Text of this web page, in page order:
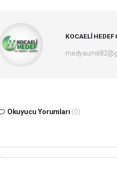
KOCAELİ
Okuyucu Yorumları (0)